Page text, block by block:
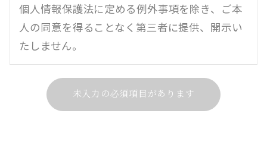
個人情報保護法に定める例外事項を除き、ご本
人の同意を得ることなく第三者に提供、開示い
たしません。
未入力の必須項目があります